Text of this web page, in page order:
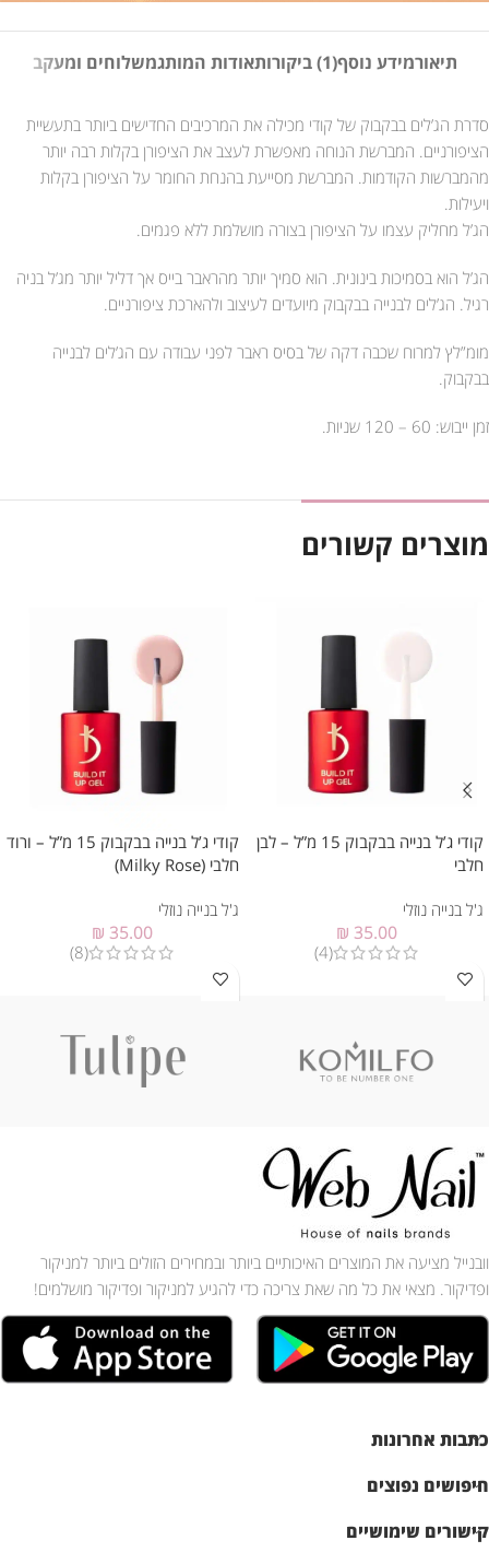
תיאורמידע נוסף(1) ביקורות אודות המותגמשלוחים ומעקב
סדרת הג’לים בבקבוק של קודי מכילה את המרכיבים החדישים ביותר בתעשיית
הציפורניים. המברשת הנוחה מאפשרת לעצב את הציפורן בקלות רבה יותר
מהמברשות הקודמות. המברשת מסייעת בהנחת החומר על הציפורן בקלות
ויעילות.
הג’ל מחליק עצמו על הציפורן בצורה מושלמת ללא פגמים.
הג’ל הוא בסמיכות בינונית. הוא סמיך יותר מהראבר בייס אך דליל יותר מג’ל בניה
רגיל. הג’לים לבנייה בבקבוק מיועדים לעיצוב ולהארכת ציפורניים.
מומ”לץ למרוח שכבה דקה של בסיס ראבר לפני עבודה עם הג’לים לבנייה
בבקבוק.
זמן ייבוש: 60 – 120 שניות.
מוצרים קשורים
קודי ג’ל בנייה בבקבוק 15 מ”ל – לבן
חלבי
ג'ל בנייה נוזלי
₪ 35.00
(4)
קודי ג’ל בנייה בבקבוק 15 מ”ל – ורוד
חלבי (Milky Rose)
ג'ל בנייה נוזלי
₪ 35.00
(8)
וובנייל מציעה את המוצרים האיכותיים ביותר ובמחירים הזולים ביותר למניקור
ופדיקור. מצאי את כל מה שאת צריכה כדי להגיע למניקור ופדיקור מושלמים!
כתבות אחרונות
חיפושים נפוצים
קישורים שימושיים